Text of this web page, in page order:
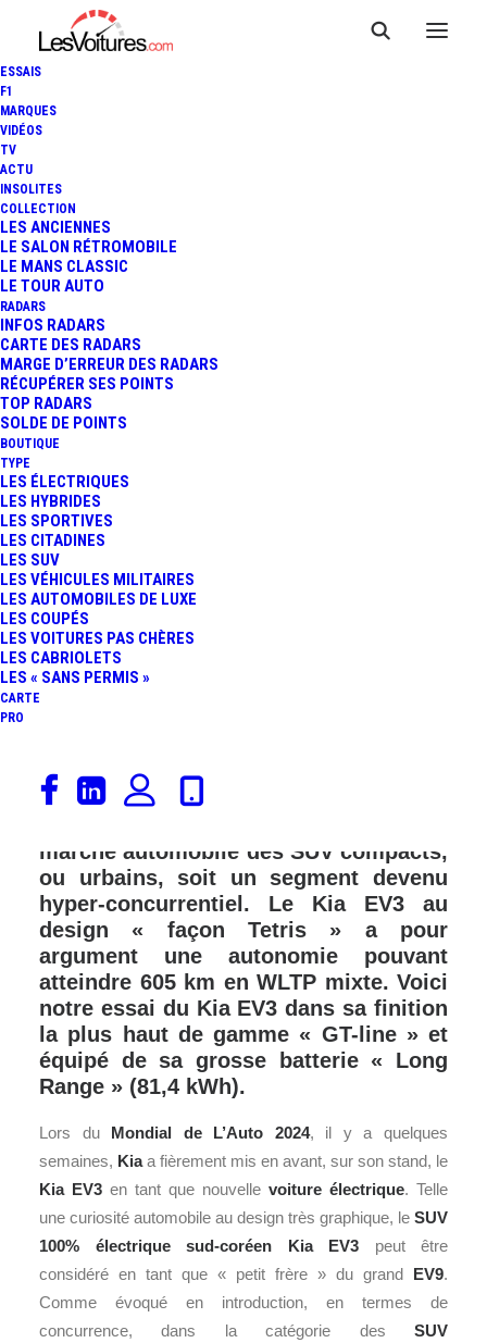
ESSAIS
F1
MARQUES
VIDÉOS
TV
ACTU
INSOLITES
COLLECTION
LES ANCIENNES
LE SALON RÉTROMOBILE
LE MANS CLASSIC
LE TOUR AUTO
RADARS
INFOS RADARS
CARTE DES RADARS
MARGE D’ERREUR DES RADARS
RÉCUPÉRER SES POINTS
TOP RADARS
SOLDE DE POINTS
BOUTIQUE
TYPE
LES ÉLECTRIQUES
LES HYBRIDES
LES SPORTIVES
LES CITADINES
LES SUV
LES VÉHICULES MILITAIRES
LES AUTOMOBILES DE LUXE
LES COUPÉS
LES VOITURES PAS CHÈRES
LES CABRIOLETS
LES « SANS PERMIS »
CARTE
PRO
KIA EV3 : "C'EST CARRÉ",
14 Minutes
Dévoilé en mai 2024, la nouvelle
voiture électrique Kia EV3 a pour
marché automobile des SUV compacts,
ou urbains, soit un segment devenu
hyper-concurrentiel. Le Kia EV3 au
design « façon Tetris » a pour
argument une autonomie pouvant
atteindre 605 km en WLTP mixte. Voici
notre essai du Kia EV3 dans sa finition
la plus haut de gamme « GT-line » et
équipé de sa grosse batterie « Long
Range » (81,4 kWh).
Lors du Mondial de L’Auto 2024, il y a quelques
semaines, Kiaa fièrement mis en avant, sur son stand, le
Kia EV3 en tant que nouvelle voiture électrique. Telle
une curiosité automobile au design très graphique, le SUV
100% électrique sud-coréen Kia EV3 peut être
considéré en tant que « petit frère » du grand EV9.
Comme évoqué en introduction, en termes de
concurrence, dans la catégorie des SUV